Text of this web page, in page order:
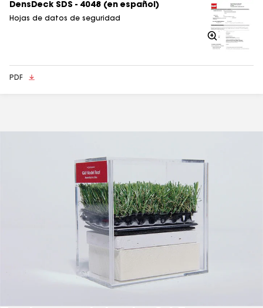
DensDeck SDS - 4048 (en español)
Hojas de datos de seguridad
Acercarse
PDF